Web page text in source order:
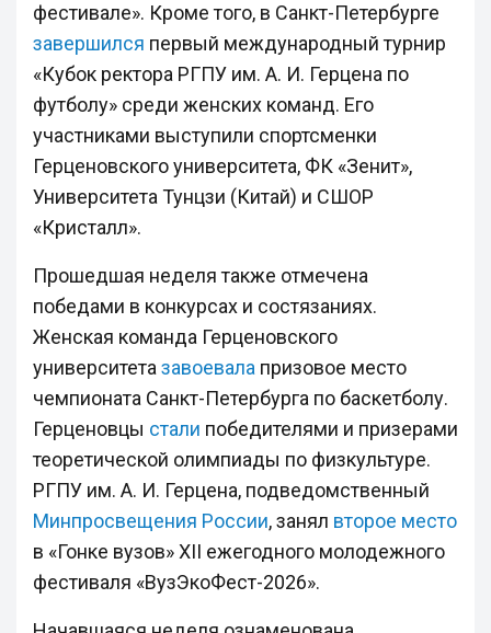
фестивале». Кроме того, в Санкт-Петербурге
завершился первый международный турнир
«Кубок ректора РГПУ им. А. И. Герцена по
футболу» среди женских команд. Его
участниками выступили спортсменки
Герценовского университета, ФК «Зенит»,
Университета Тунцзи (Китай) и СШОР
«Кристалл».
Прошедшая неделя также отмечена
победами в конкурсах и состязаниях.
Женская команда Герценовского
университетазавоевала призовое место
чемпионата Санкт-Петербурга по баскетболу.
Герценовцы стали победителями и призерами
теоретической олимпиады по физкультуре.
РГПУ им. А. И. Герцена, подведомственный
Минпросвещения России, занял второе место
в «Гонке вузов» XII ежегодного молодежного
фестиваля «ВузЭкоФест-2026».